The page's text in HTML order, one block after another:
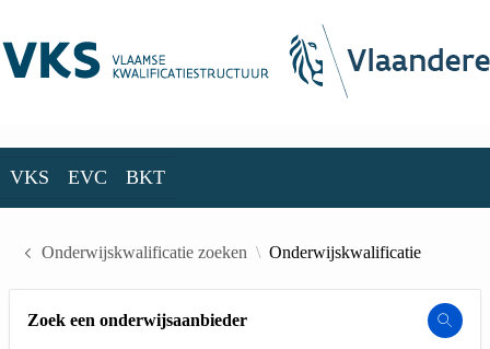
VKS EVC BKT
Onderwijskwalificatie zoeken Onderwijskwalificatie
Zoek een onderwijsaanbieder